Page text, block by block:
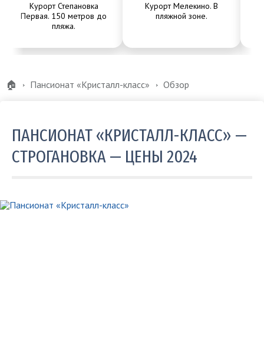
Курорт Степановка
Первая. 150 метров до
пляжа.
Курорт Мелекино. В
пляжной зоне.
🏠 Пансионат «Кристалл-класс» Обзор
ПАНСИОНАТ «КРИСТАЛЛ-КЛАСС» —
СТРОГАНОВКА — ЦЕНЫ 2024